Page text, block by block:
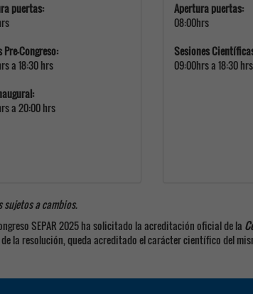
puertas:
Pre-Congreso:
a 18:30 hrs
a 20:00 hrs
Apertura puertas:
08:00hrs
Sesiones
09:00hrs a 18:30 hrs
sujetos a cambios.
SEPAR 2025 ha solicitado la acreditación oficial de la
de la resolución, queda acreditado el carácter científico del